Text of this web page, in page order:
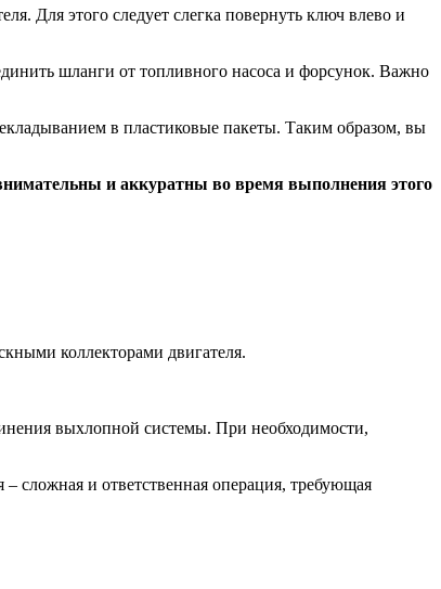
Для этого следует слегка повернуть ключ влево и
шланги от топливного насоса и форсунок. Важно
в пластиковые пакеты. Таким образом, вы
и аккуратны во время выполнения этого
коллекторами двигателя.
выхлопной системы. При необходимости,
сложная и ответственная операция, требующая